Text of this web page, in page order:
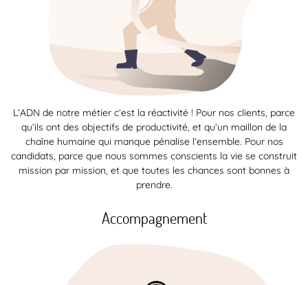
L’ADN de notre métier c’est la réactivité ! Pour nos clients, parce
qu’ils ont des objectifs de productivité, et qu’un maillon de la
chaîne humaine qui manque pénalise l’ensemble. Pour nos
candidats, parce que nous sommes conscients la vie se construit
mission par mission, et que toutes les chances sont bonnes à
prendre.
Accompagnement